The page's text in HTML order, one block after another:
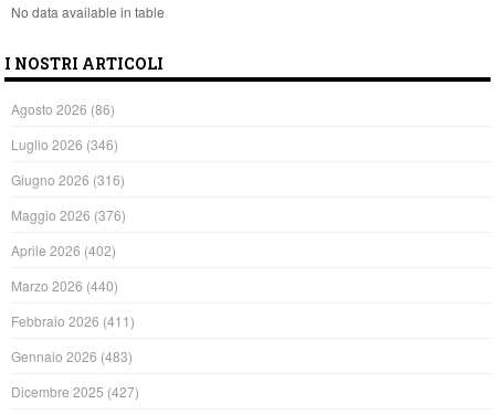
No data available in table
I NOSTRI ARTICOLI
Agosto 2026 (86)
Luglio 2026 (346)
Giugno 2026 (316)
Maggio 2026 (376)
Aprile 2026 (402)
Marzo 2026 (440)
Febbraio 2026 (411)
Gennaio 2026 (483)
Dicembre 2025 (427)